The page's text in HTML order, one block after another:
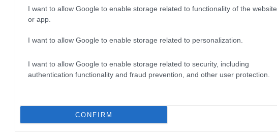
I want to allow Google to enable storage related to functionality of the website
or app.
I want to allow Google to enable storage related to personalization.
I want to allow Google to enable storage related to security, including
authentication functionality and fraud prevention, and other user protection.
CONFIRM